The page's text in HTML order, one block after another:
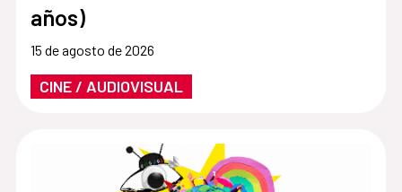
años)
15 de agosto de 2026
CINE / AUDIOVISUAL